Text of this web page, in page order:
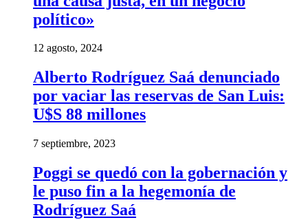
político»
12 agosto, 2024
Alberto Rodríguez Saá denunciado
por vaciar las reservas de San Luis:
U$S 88 millones
7 septiembre, 2023
Poggi se quedó con la gobernación y
le puso fin a la hegemonía de
Rodríguez Saá